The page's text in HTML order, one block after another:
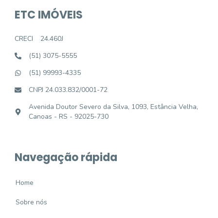
ETC IMÓVEIS
CRECI
24.460J
(51) 3075-5555
(51) 99993-4335
CNPJ 24.033.832/0001-72
Avenida Doutor Severo da Silva, 1093, Estância Velha,
Canoas - RS - 92025-730
Navegação rápida
Home
Sobre nós